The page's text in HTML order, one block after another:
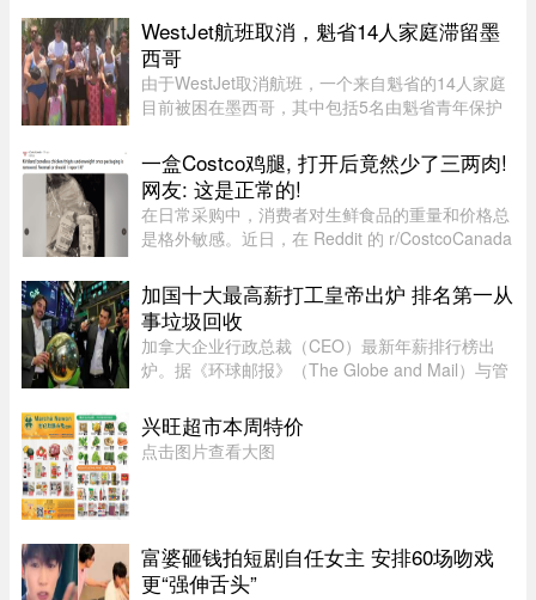
间上午 11 点比赛预定开始前，一场倾盆大雨让赛
事组委会不得不将开赛时间 ...
WestJet航班取消，魁省14人家庭滞留墨
西哥
由于WestJet取消航班，一个来自魁省的14人家庭
目前被困在墨西哥，其中包括5名由魁省青年保护
Josée Pelletier表示，一家人原定周一返程，却在
起飞前数小时收到航班取消 ...
一盒Costco鸡腿, 打开后竟然少了三两肉!
网友: 这是正常的!
在日常采购中，消费者对生鲜食品的重量和价格总
是格外敏感。近日，在 Reddit 的 r/CostcoCanada
Costco 购买的 Kirkland 无骨鸡腿肉，去掉包装后
称重，竟然比标签上的重量 ...
加国十大最高薪打工皇帝出炉 排名第一从
事垃圾回收
加拿大企业行政总裁（CEO）最新年薪排行榜出
炉。据《环球邮报》（The Globe and Mail）与管
的2025年「加拿大百大上市公司CEO薪酬排名，
全国最高薪的上市公司行政总裁为 ...
兴旺超市本周特价
点击图片查看大图
富婆砸钱拍短剧自任女主 安排60场吻戏
更“强伸舌头”